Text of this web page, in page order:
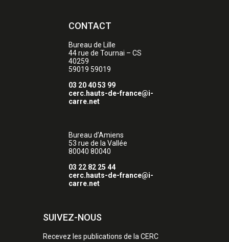
CONTACT
Bureau de Lille
44 rue de Tournai – CS
40259
59019 59019
03 20 40 53 99
cerc.hauts-de-france@i-
carre.net
Bureau d’Amiens
53 rue de la Vallée
80040 80040
03 22 82 25 44
cerc.hauts-de-france@i-
carre.net
SUIVEZ-NOUS
Recevez les publications de la CERC